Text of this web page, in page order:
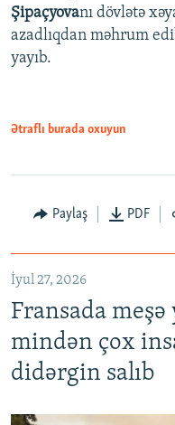
Şipaçyovanı dövlətə
azadlıqdan məhrum
yayıb.
Ətraflı burada oxuyun
Paylaş PDF
İyul 27, 2026
Fransada meşə
mindən çox
didərgin salıb